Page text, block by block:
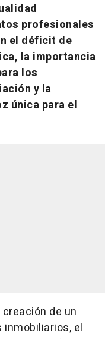
profesionales
el déficit de
la importancia
los
y la
única para el
creación de un
el